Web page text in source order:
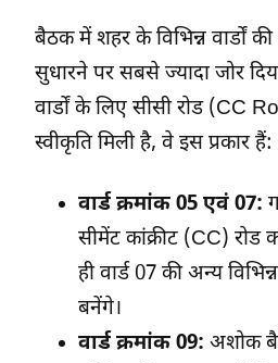
बैठक में शहर के विभिन्न वार्डों
सुधारने पर सबसे ज्यादा जोर
वार्डों के लिए सीसी रोड (CC
स्वीकृति मिली है, वे इस प्रकार हैं:
वार्ड क्रमांक 05 एवं 07:
सीमेंट कांक्रीट (CC) रोड
ही वार्ड 07 की अन्य
बनेंगे।
वार्ड क्रमांक 09: अशोक